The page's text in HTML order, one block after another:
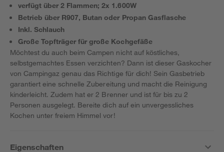
verfügt über 2 Flammen; 2x 1.600W
Betrieb über R907, Butan oder Propan Gasflasche
Inkl. Schlauch
Große Topfträger für große Kochgefäße
Möchtest du auch beim Campen nicht auf köstliches,
selbstgemachtes Essen verzichten? Dann ist dieser Gaskocher
von Campingaz genau das Richtige für dich! Sein Gasbetrieb
garantiert eine schnelle Zubereitung und macht die Reinigung
kinderleicht. Zudem hat er 2 Brenner und ist für bis zu 2
Personen ausgelegt. Bereite dich auf ein unvergessliches
Kochen unter freiem Himmel vor!
Eigenschaften